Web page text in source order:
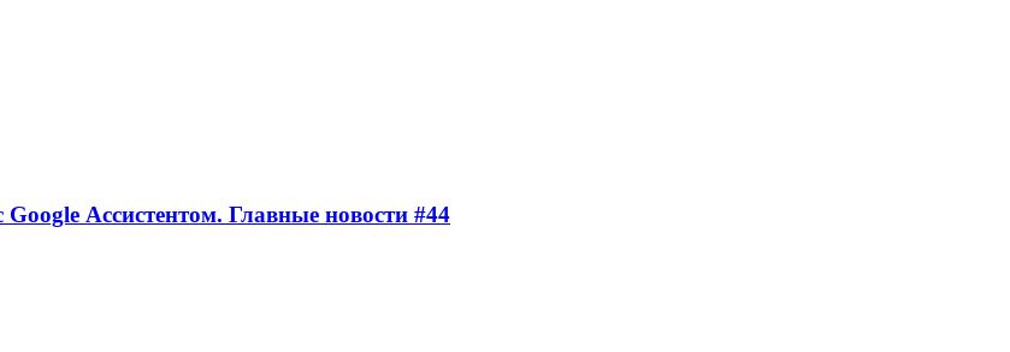
Ассистентом. Главные новости #44